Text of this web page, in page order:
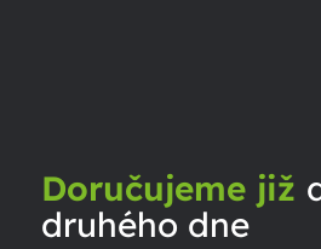
Doručujeme již
druhého dne